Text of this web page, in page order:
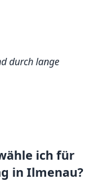
durch lange
ich für
in Ilmenau?